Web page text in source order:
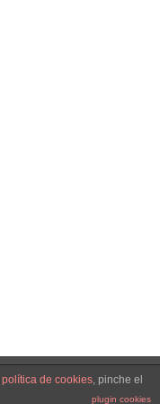
política de cookies, pinche el
plugin cookies